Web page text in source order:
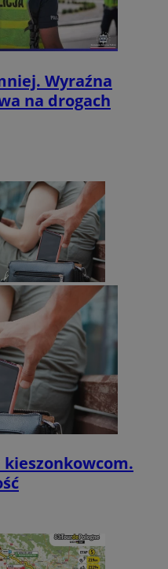
Wyraźna
na drogach
kieszonkowcom.